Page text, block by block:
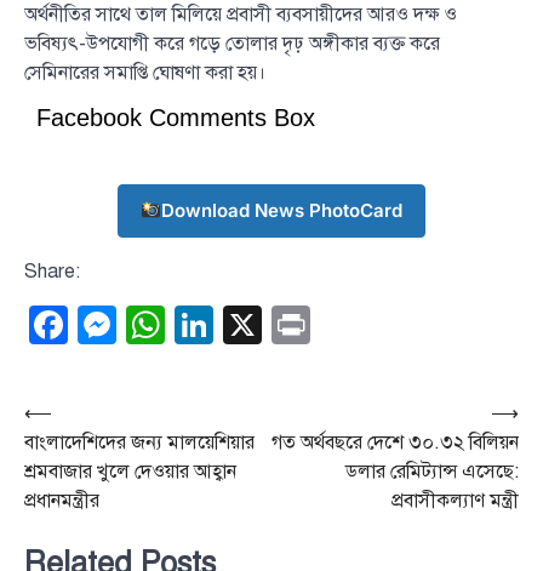
অর্থনীতির সাথে তাল মিলিয়ে প্রবাসী ব্যবসায়ীদের আরও দক্ষ ও
ভবিষ্যৎ-উপযোগী করে গড়ে তোলার দৃঢ় অঙ্গীকার ব্যক্ত করে
সেমিনারের সমাপ্তি ঘোষণা করা হয়।
Facebook Comments Box
Download News PhotoCard
Share:
Facebook
Messenger
WhatsApp
LinkedIn
X
Post
navigation
⟵
বাংলাদেশিদের জন্য মালয়েশিয়ার
শ্রমবাজার খুলে দেওয়ার আহ্বান
প্রধানমন্ত্রীর
গত অর্থবছরে দেশে ৩০.৩২ বিলিয়ন
ডলার রেমিট্যান্স এসেছে:
প্রবাসীকল্যাণ মন্ত্রী
⟶
Related Posts